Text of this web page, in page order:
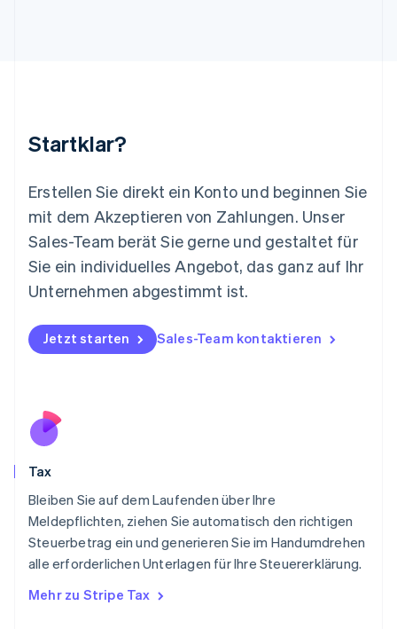
Startklar?
Erstellen Sie direkt ein Konto und beginnen Sie
mit dem Akzeptieren von Zahlungen. Unser
Sales-Team berät Sie gerne und gestaltet für
Sie ein individuelles Angebot, das ganz auf Ihr
Unternehmen abgestimmt ist.
Jetzt starten Sales-Team kontaktieren
Tax
Bleiben Sie auf dem Laufenden über Ihre
Meldepflichten, ziehen Sie automatisch den richtigen
Steuerbetrag ein und generieren Sie im Handumdrehen
alle erforderlichen Unterlagen für Ihre Steuererklärung.
Mehr zu Stripe Tax
English简体中文
English
Mexiko
Español English
Neuseeland
English
NederlandsEnglish
English
Österreich
Portugal
Português
Schweden
Schweiz
DeutschFrançaisItalianoEnglish
Singapur
Slowakei